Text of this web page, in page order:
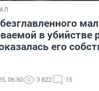
в убийстве
его
06:50 3 822 15